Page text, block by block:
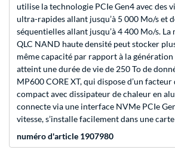
utilise la technologie PCIe Gen4 avec des
ultra-rapides allant jusqu’à 5 000 Mo/s et
séquentielles allant jusqu’à 4 400 Mo/s.
QLC NAND haute densité peut stocker
même capacité par rapport à la
atteint une durée de vie de 250 To de
MP600 CORE XT, qui dispose d’un
compact avec dissipateur de chaleur en
connecte via une interface NVMe PCIe
vitesse, s’installe facilement dans une
numéro d'article 1907980